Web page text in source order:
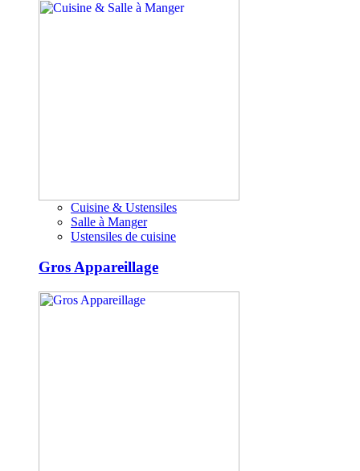
Cuisine & Ustensiles
Salle à Manger
Ustensiles de cuisine
Gros Appareillage